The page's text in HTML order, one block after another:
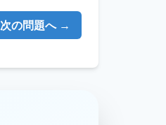
次の問題へ →